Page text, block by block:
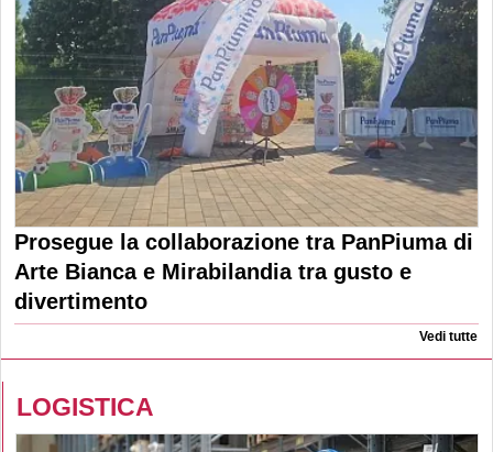
Prosegue la collaborazione tra PanPiuma di
Arte Bianca e Mirabilandia tra gusto e
divertimento
Vedi tutte
LOGISTICA